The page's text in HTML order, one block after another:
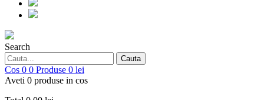
Search
Cauta
Cos 0 0 Produse 0 lei
Aveti 0 produse in cos